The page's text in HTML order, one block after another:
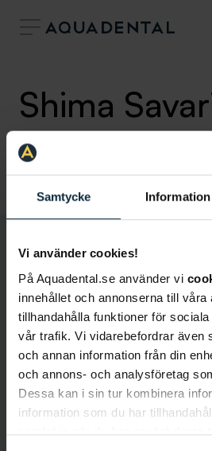
Samtycke Information
Vi använder cookies!
På Aquadental.se använder vi
innehållet och annonserna till våra
tillhandahålla funktioner för
vår trafik. Vi vidarebefordrar även
och annan information från din
och annons- och analysföretag
Dessa kan i sin tur kombinera
information som du har
samlat in när du har använt deras
Shima
Tandhygienist
Klinik: